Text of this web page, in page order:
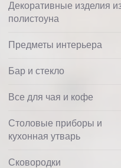
Декоративные изделия
полистоуна
Предметы интерьера
Бар и стекло
Все для чая и кофе
Столовые приборы и
кухонная утварь
Сковородки